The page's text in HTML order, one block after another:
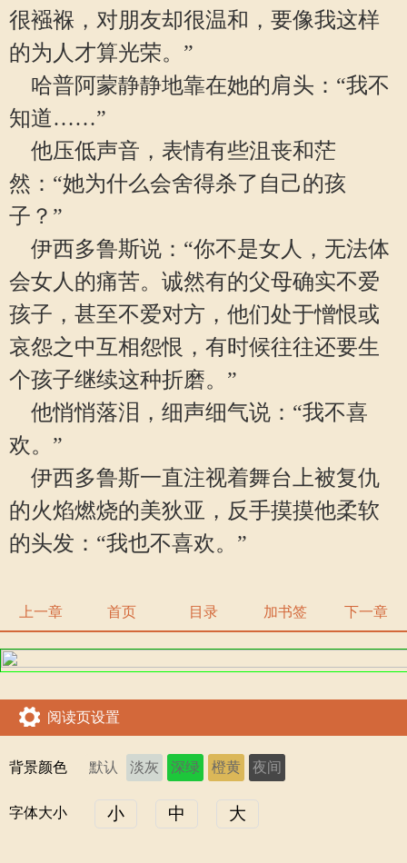
很襁褓，对朋友却很温和，要像我这样
的为人才算光荣。”
哈普阿蒙静静地靠在她的肩头：“我不
知道……”
他压低声音，表情有些沮丧和茫
然：“她为什么会舍得杀了自己的孩
子？”
伊西多鲁斯说：“你不是女人，无法体
会女人的痛苦。诚然有的父母确实不爱
孩子，甚至不爱对方，他们处于憎恨或
哀怨之中互相怨恨，有时候往往还要生
个孩子继续这种折磨。”
他悄悄落泪，细声细气说：“我不喜
欢。”
伊西多鲁斯一直注视着舞台上被复仇
的火焰燃烧的美狄亚，反手摸摸他柔软
的头发：“我也不喜欢。”
上一章 首页 目录 加书签 下一章
阅读页设置
背景颜色 默认 淡灰 深绿 橙黄 夜间
字体大小 小 中 大